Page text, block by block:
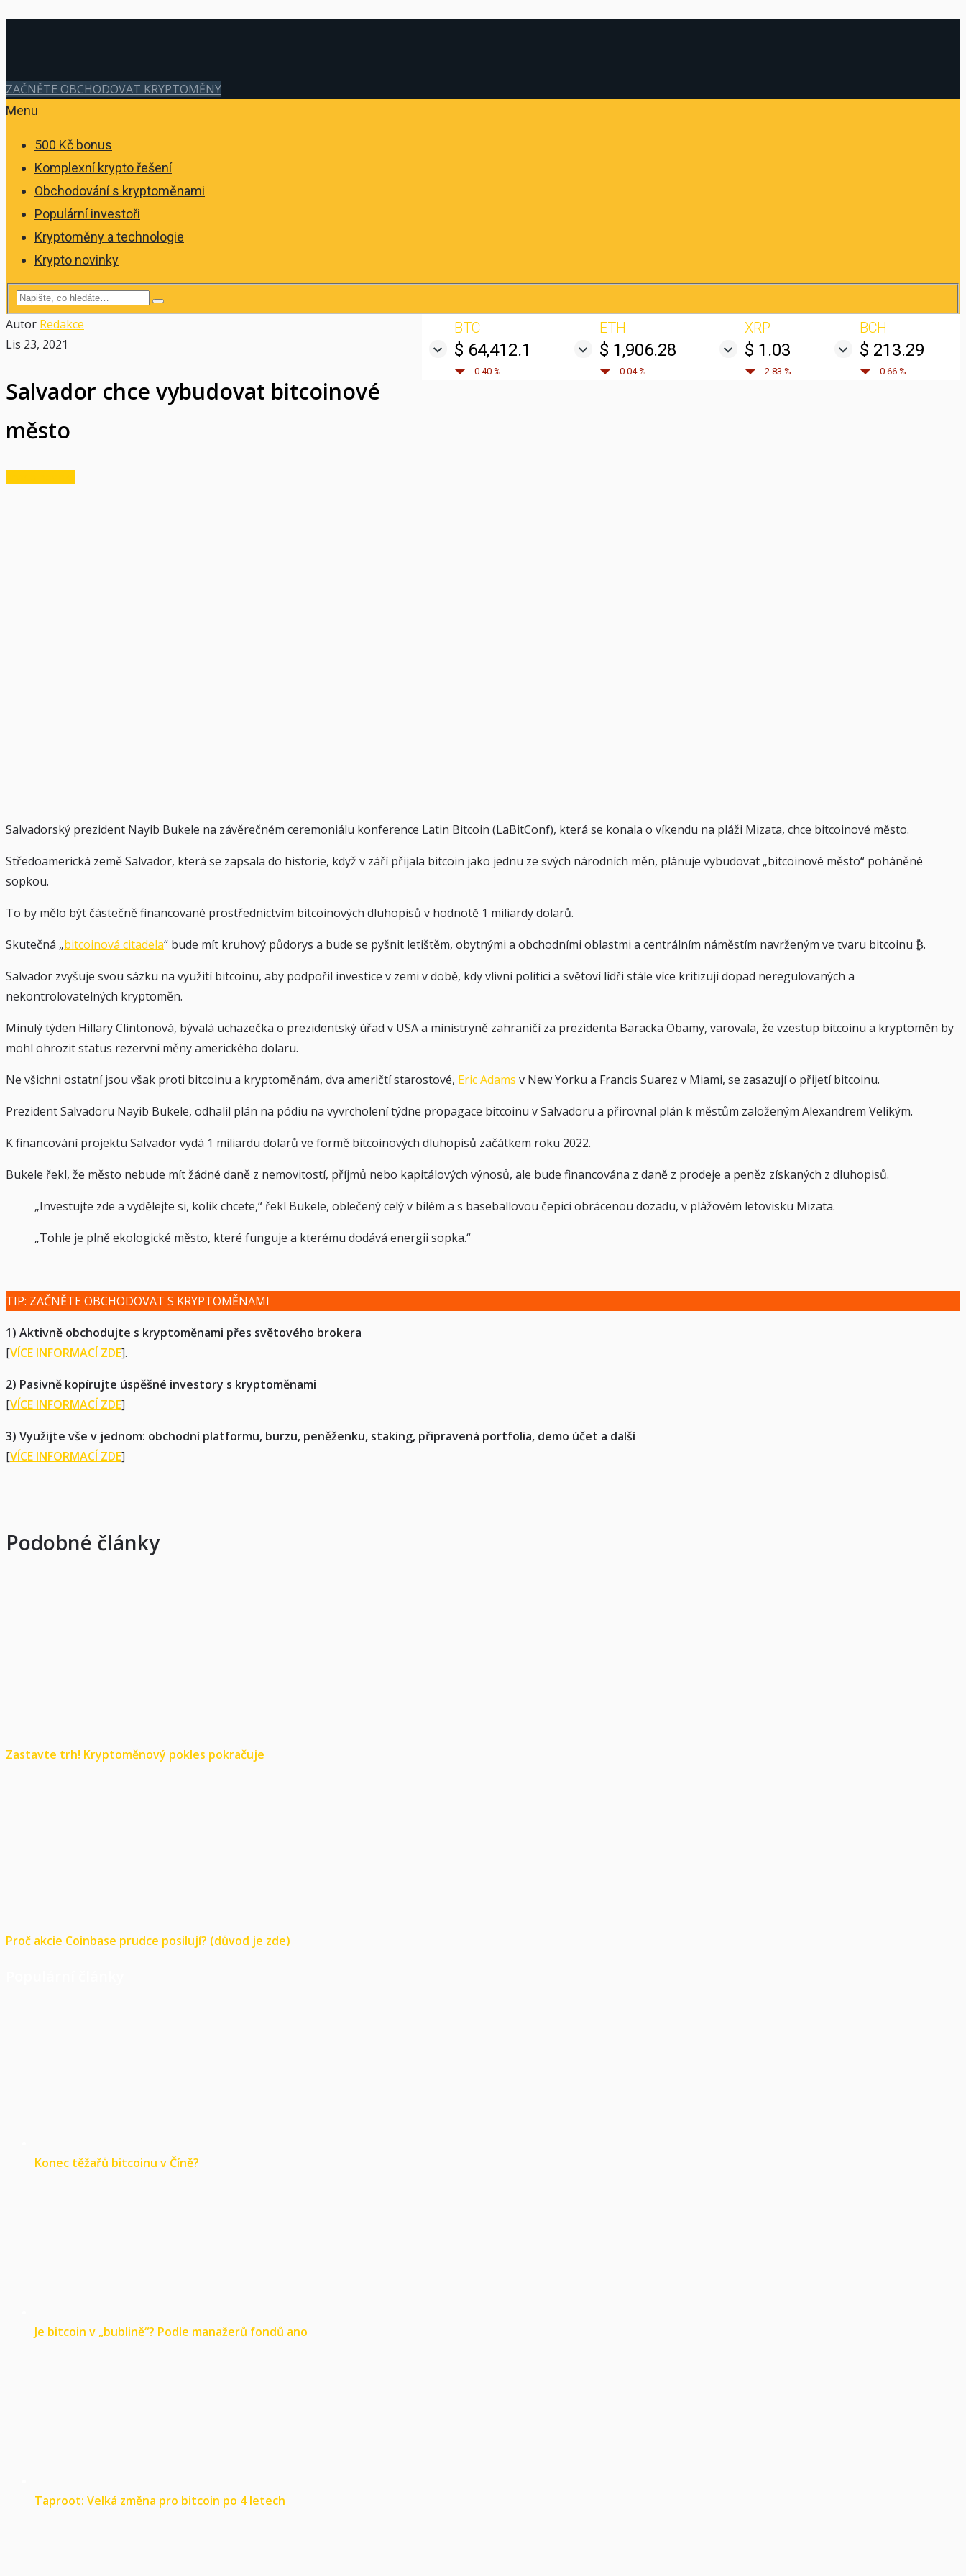
ZAČNĚTE OBCHODOVAT KRYPTOMĚNY
Menu
500 Kč bonus
Komplexní krypto řešení
Obchodování s kryptoměnami
Populární investoři
Kryptoměny a technologie
Krypto novinky
BTC
$ 64,412.1
-0.40 %
ETH
$ 1,906.28
-0.04 %
XRP
$ 1.03
-2.83 %
BCH
$ 213.29
-0.66 %
Autor Redakce
Lis 23, 2021
Salvador chce vybudovat bitcoinové
město
Salvadorský prezident Nayib Bukele na závěrečném ceremoniálu konference Latin Bitcoin (LaBitConf), která se konala o víkendu na pláži Mizata, chce bitcoinové město.
Středoamerická země Salvador, která se zapsala do historie, když v září přijala bitcoin jako jednu ze svých národních měn, plánuje vybudovat „bitcoinové město“ poháněné
sopkou.
To by mělo být částečně financované prostřednictvím bitcoinových dluhopisů v hodnotě 1 miliardy dolarů.
Skutečná „bitcoinová citadela“ bude mít kruhový půdorys a bude se pyšnit letištěm, obytnými a obchodními oblastmi a centrálním náměstím navrženým ve tvaru bitcoinu ₿.
Salvador zvyšuje svou sázku na využití bitcoinu, aby podpořil investice v zemi v době, kdy vlivní politici a světoví lídři stále více kritizují dopad neregulovaných a
nekontrolovatelných kryptoměn.
Minulý týden Hillary Clintonová, bývalá uchazečka o prezidentský úřad v USA a ministryně zahraničí za prezidenta Baracka Obamy, varovala, že vzestup bitcoinu a kryptoměn by
mohl ohrozit status rezervní měny amerického dolaru.
Ne všichni ostatní jsou však proti bitcoinu a kryptoměnám, dva američtí starostové, Eric Adams v New Yorku a Francis Suarez v Miami, se zasazují o přijetí bitcoinu.
Prezident Salvadoru Nayib Bukele, odhalil plán na pódiu na vyvrcholení týdne propagace bitcoinu v Salvadoru a přirovnal plán k městům založeným Alexandrem Velikým.
K financování projektu Salvador vydá 1 miliardu dolarů ve formě bitcoinových dluhopisů začátkem roku 2022.
Bukele řekl, že město nebude mít žádné daně z nemovitostí, příjmů nebo kapitálových výnosů, ale bude financována z daně z prodeje a peněz získaných z dluhopisů.
„Investujte zde a vydělejte si, kolik chcete,“ řekl Bukele, oblečený celý v bílém a s baseballovou čepicí obrácenou dozadu, v plážovém letovisku Mizata.
„Tohle je plně ekologické město, které funguje a kterému dodává energii sopka.“
TIP: ZAČNĚTE OBCHODOVAT S KRYPTOMĚNAMI
1) Aktivně obchodujte s kryptoměnami přes světového brokera
[VÍCE INFORMACÍ ZDE].
2) Pasivně kopírujte úspěšné investory s kryptoměnami
[VÍCE INFORMACÍ ZDE]
3) Využijte vše v jednom: obchodní platformu, burzu, peněženku, staking, připravená portfolia, demo účet a další
[VÍCE INFORMACÍ ZDE]
Podobné články
Zastavte trh! Kryptoměnový pokles pokračuje
Proč akcie Coinbase prudce posilují? (důvod je zde)
Konec těžařů bitcoinu v Číně?
Je bitcoin v „bublině“? Podle manažerů fondů ano
Taproot: Velká změna pro bitcoin po 4 letech